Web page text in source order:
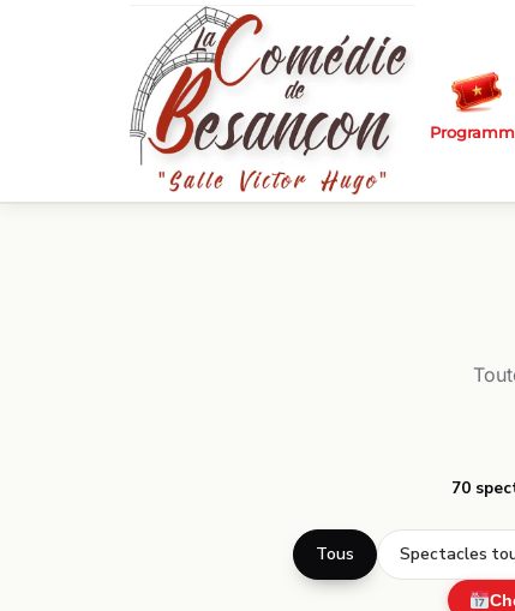
Passer au contenu principal
70
Tous Spectacles